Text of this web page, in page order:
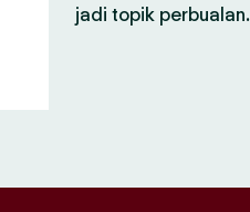
jadi topik perbualan.